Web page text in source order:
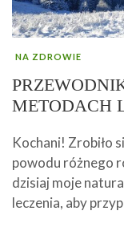
NA ZDROWIE
METODACH
Kochani! Zrobiło
powodu różnego
dzisiaj moje
leczenia, aby